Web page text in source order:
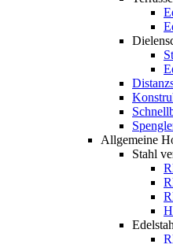
Allgemeine
Stahl